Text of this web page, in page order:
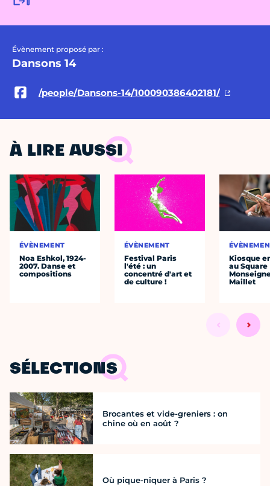
Évènement proposé par :
Dansons 14
/people/Dansons-14/100090386402181/
À LIRE AUSSI
ÉVÈNEMENT
Noa Eshkol, 1924-
2007. Danse et
compositions
ÉVÈNEMENT
Festival Paris
l'été : un
concentré d'art et
de culture !
Kiosque
au Square
Maillet
SÉLECTIONS
Brocantes et vide-greniers : on
chine où en août ?
Où pique-niquer à Paris ?